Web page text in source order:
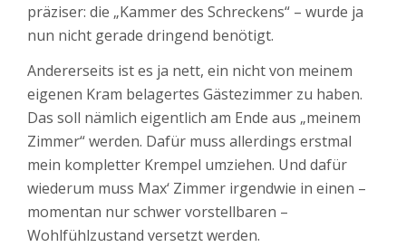
präziser: die „Kammer des Schreckens“ – wurde ja
nun nicht gerade dringend benötigt.
Andererseits ist es ja nett, ein nicht von meinem
eigenen Kram belagertes Gästezimmer zu haben.
Das soll nämlich eigentlich am Ende aus „meinem
Zimmer“ werden. Dafür muss allerdings erstmal
mein kompletter Krempel umziehen. Und dafür
wiederum muss Max‘ Zimmer irgendwie in einen –
momentan nur schwer vorstellbaren –
Wohlfühlzustand versetzt werden.